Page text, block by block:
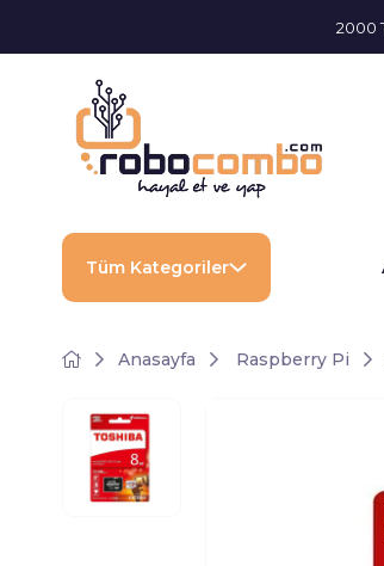
2000
Tüm Kategoriler
Anasayfa Raspberry Pi